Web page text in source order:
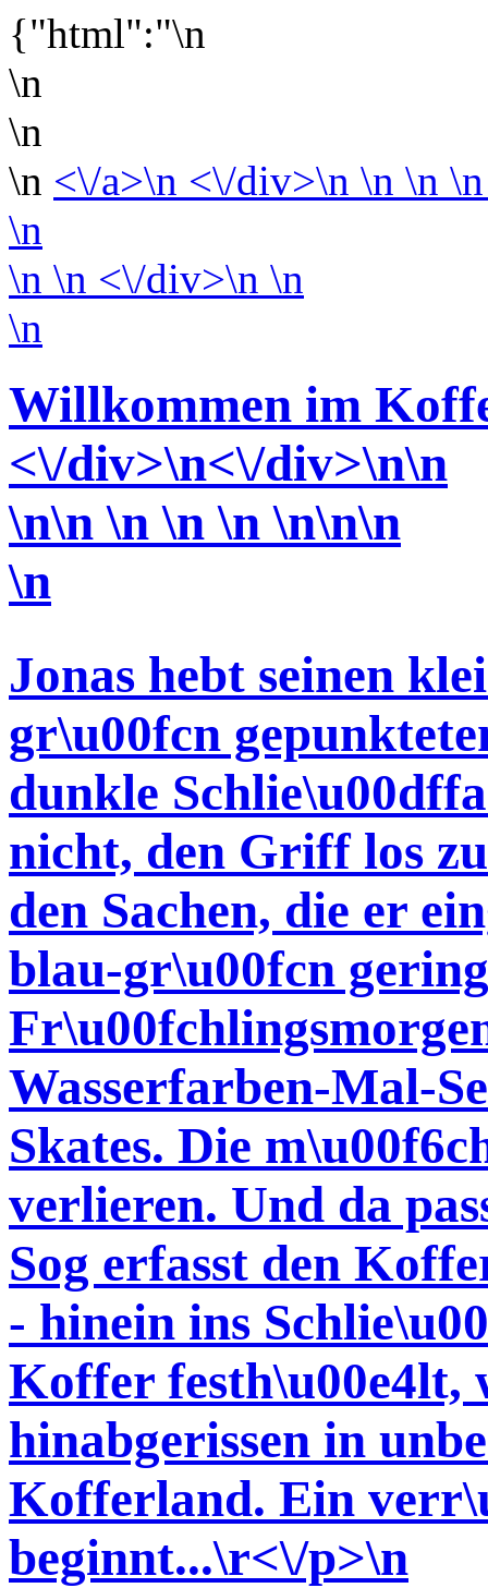
{"html":"\n
\n
\n
\n <\/a>\n <\/div>\n \n \n
\n
\n \n <\/div>\n \n
\n
Willkommen im
<\/div>\n<\/div>\n\n
\n\n \n \n \n \n\n\n
\n
Jonas hebt seinen
gr\u00fcn
dunkle
nicht, den Griff los
den Sachen, die er
blau-gr\u00fcn
Wasserfarben-Mal-
Skates. Die
verlieren. Und da
Sog erfasst den
- hinein ins
Koffer
hinabgerissen in
Kofferland. Ein
beginnt...\r<\/p>\n